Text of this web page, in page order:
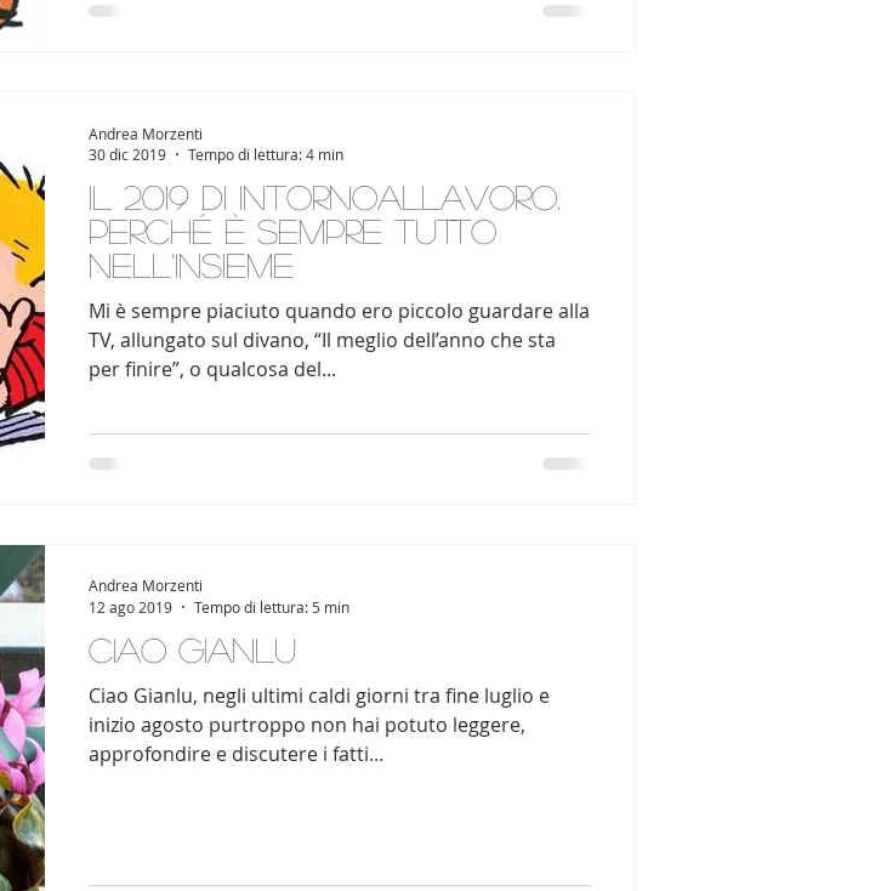
Il 2019 di intornoallavoro.
Perché è sempre tutto
nell'insieme
Mi è sempre piaciuto quando ero piccolo guardare alla
TV, allungato sul divano, “Il meglio dell’anno che sta
per finire”, o qualcosa del...
Andrea Morzenti
30 dic 2019
Tempo di lettura: 4 min
Ciao Gianlu
Ciao Gianlu, negli ultimi caldi giorni tra fine luglio e
inizio agosto purtroppo non hai potuto leggere,
approfondire e discutere i fatti...
Andrea Morzenti
12 ago 2019
Tempo di lettura: 5 min